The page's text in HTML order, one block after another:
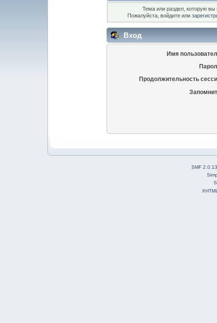
Тема или раздел, которую вы
Пожалуйста, войдите или
Вход
Имя
Продолжительность
SMF 2.0.13